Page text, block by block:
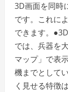
3D画面を同時
です。これに
できます。
では、兵器を
マップ」で表
機までとして
く見せる特徴